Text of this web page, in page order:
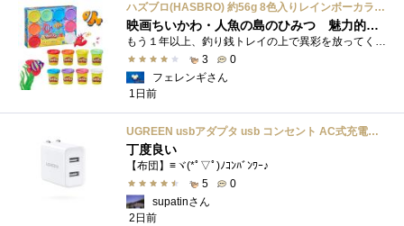
ハズブロ(HASBRO) 約56g 8色入りレインボーカラーのプレイ・ドー、新学期用品、2才以上のプリスクールの子供向け、子供向けのアート&クラフト 粘土 ねんど、こどもの日、子供の日プレゼント
映画ちいかわ・人魚の島のひみつ 魅力的なビラン：セイレーンを造ってみた
もう１年以上、釣り銭トレイの上で異彩を放ってくれたミャクミャクのマグネット 映画ちいかわ人魚の島のひみつを鑑賞後、素敵なビランのセイ...
3
0
フェレンギさん
1日前
UGREEN usbアダプタ usb コンセント AC式充電器 3.1A PSE認証済み 折りたたみ式プラグ 2ポート
丁度良い
【布団】≡ヾ(*ﾟ▽ﾟ)ﾉｺﾝﾊﾞﾝﾜｰ♪
5
0
supatinさん
2日前